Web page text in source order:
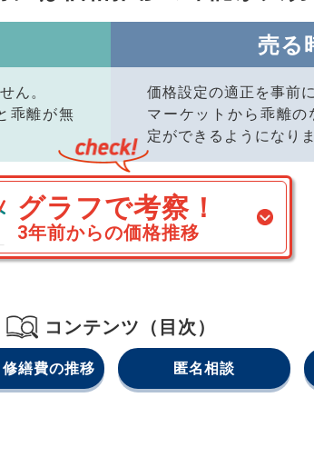
ん。
乖離が無
売る
価格設定の適正を事前
マーケットから乖離
定ができるようになり
グラフで考察！
3年前からの価格推移
コンテンツ（目次）
繕費の推移 匿名相談